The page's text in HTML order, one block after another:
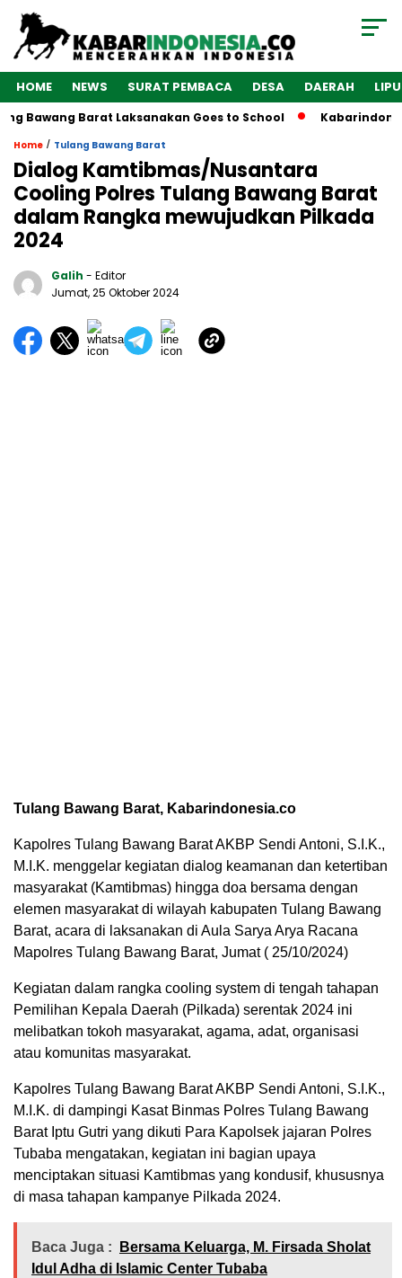
HOME NEWS SURAT PEMBACA DESA DAERAH
Barat Laksanakan Goes to School Kabarindonesia.co
Home / Tulang Bawang Barat
Dialog Kamtibmas/Nusantara
Cooling Polres Tulang Bawang Barat
dalam Rangka mewujudkan Pilkada
2024
Galih - Editor
Jumat, 25 Oktober 2024
Tulang Bawang Barat, Kabarindonesia.co
Kapolres Tulang Bawang Barat AKBP Sendi Antoni, S.I.K.,
M.I.K. menggelar kegiatan dialog keamanan dan ketertiban
masyarakat (Kamtibmas) hingga doa bersama dengan
elemen masyarakat di wilayah kabupaten Tulang Bawang
Barat, acara di laksanakan di Aula Sarya Arya Racana
Mapolres Tulang Bawang Barat, Jumat ( 25/10/2024)
Kegiatan dalam rangka cooling system di tengah tahapan
Pemilihan Kepala Daerah (Pilkada) serentak 2024 ini
melibatkan tokoh masyarakat, agama, adat, organisasi
atau komunitas masyarakat.
Kapolres Tulang Bawang Barat AKBP Sendi Antoni, S.I.K.,
M.I.K. di dampingi Kasat Binmas Polres Tulang Bawang
Barat Iptu Gutri yang dikuti Para Kapolsek jajaran Polres
Tubaba mengatakan, kegiatan ini bagian upaya
menciptakan situasi Kamtibmas yang kondusif, khususnya
di masa tahapan kampanye Pilkada 2024.
Baca Juga :
Bersama Keluarga, M. Firsada Sholat
Idul Adha di Islamic Center Tubaba